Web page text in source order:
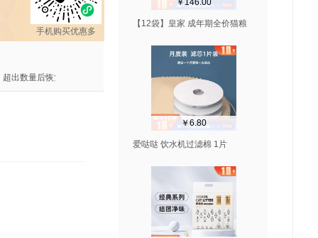
手机购买优惠多
超出数量后恢复原价
￥146.00
【12袋】皇家 成年期全价猫粮
￥6.80
爱哒哒 饮水机过滤棉 1片